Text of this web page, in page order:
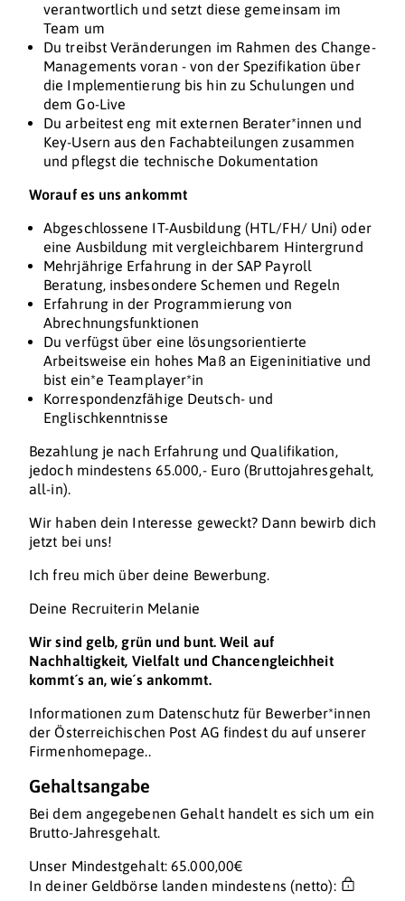
verantwortlich und setzt diese gemeinsam im
Team um
Du treibst Veränderungen im Rahmen des Change-
Managements voran - von der Spezifikation über
die Implementierung bis hin zu Schulungen und
dem Go-Live
Du arbeitest eng mit externen Berater*innen und
Key-Usern aus den Fachabteilungen zusammen
und pflegst die technische Dokumentation
Worauf es uns ankommt
Abgeschlossene IT-Ausbildung (HTL/FH/ Uni) oder
eine Ausbildung mit vergleichbarem Hintergrund
Mehrjährige Erfahrung in der SAP Payroll
Beratung, insbesondere Schemen und Regeln
Erfahrung in der Programmierung von
Abrechnungsfunktionen
Du verfügst über eine lösungsorientierte
Arbeitsweise ein hohes Maß an Eigeninitiative und
bist ein*e Teamplayer*in
Korrespondenzfähige Deutsch- und
Englischkenntnisse
Bezahlung je nach Erfahrung und Qualifikation,
jedoch mindestens 65.000,- Euro (Bruttojahresgehalt,
all-in).
Wir haben dein Interesse geweckt? Dann bewirb dich
jetzt bei uns!
Ich freu mich über deine Bewerbung.
Deine Recruiterin Melanie
Wir sind gelb, grün und bunt. Weil auf
Nachhaltigkeit, Vielfalt und Chancengleichheit
kommt´s an, wie´s ankommt.
Informationen zum Datenschutz für Bewerber*innen
der Österreichischen Post AG findest du auf unserer
Firmenhomepage..
Gehaltsangabe
Bei dem angegebenen Gehalt handelt es sich um ein
Brutto-Jahresgehalt.
Unser Mindestgehalt: 65.000,00€
In deiner Geldbörse landen mindestens (netto):